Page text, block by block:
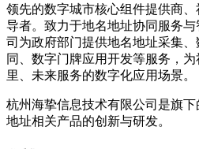
领先的数字城市核心组件提供商、
导者。致力于地名地址协同服务
司为政府部门提供地名地址采集
同、数字门牌应用开发等服务，
里、未来服务的数字化应用场景。
杭州海挚信息技术有限公司是旗
地址相关产品的创新与研发。